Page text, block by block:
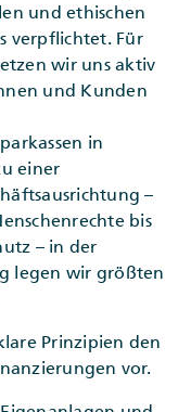
und ethischen
verpflichtet. Für
wir uns aktiv
und Kunden
in
einer
–
bis
– in der
legen wir größten
Prinzipien den
vor.